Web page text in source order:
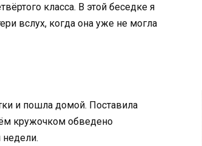
класса. В этой беседке я
вслух, когда она уже не могла
и пошла домой. Поставила
кружочком обведено
недели.